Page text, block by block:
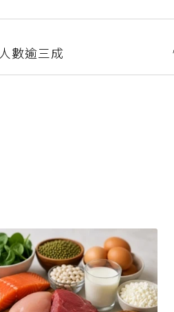
數逾三成